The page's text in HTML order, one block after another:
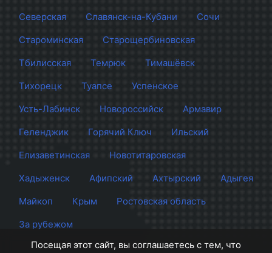
Северская
Славянск-на-Кубани
Сочи
Староминская
Старощербиновская
Тбилисская
Темрюк
Тимашёвск
Тихорецк
Туапсе
Успенское
Усть-Лабинск
Новороссийск
Армавир
Геленджик
Горячий Ключ
Ильский
Елизаветинская
Новотитаровская
Хадыженск
Афипский Ахтырский
Адыгея
Майкоп
Крым
Ростовская область
За рубежом
Посещая этот сайт, вы соглашаетесь с тем, что